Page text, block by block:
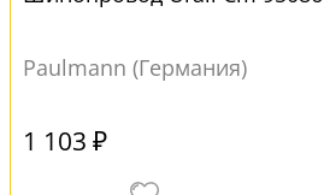
Paulmann (Германия)
1 103 ₽